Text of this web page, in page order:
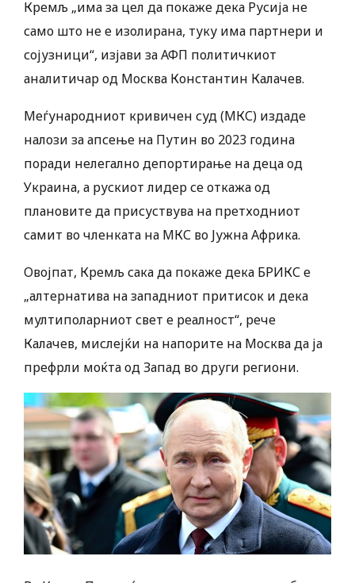
Кремљ „има за цел да покаже дека Русија не
само што не е изолирана, туку има партнери и
сојузници“, изјави за АФП политичкиот
аналитичар од Москва Константин Калачев.
Меѓународниот кривичен суд (МКС) издаде
налози за апсење на Путин во 2023 година
поради нелегално депортирање на деца од
Украина, а рускиот лидер се откажа од
плановите да присуствува на претходниот
самит во членката на МКС во Јужна Африка.
Овојпат, Кремљ сака да покаже дека БРИКС е
„алтернатива на западниот притисок и дека
мултиполарниот свет е реалност“, рече
Калачев, мислејќи на напорите на Москва да ја
префрли моќта од Запад во други региони.